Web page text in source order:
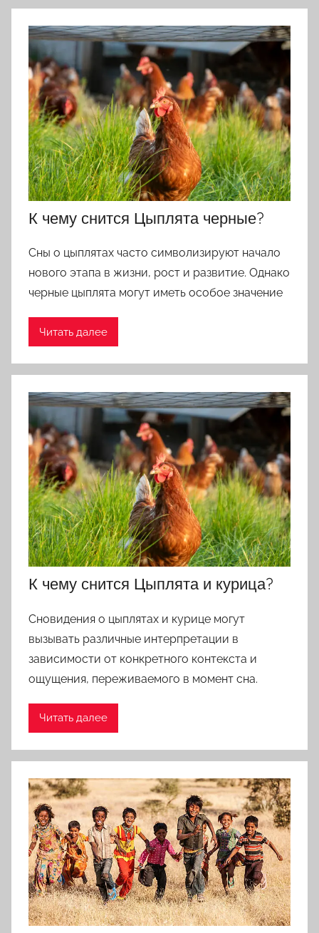
К чему снится Цыплята черные?
Сны о цыплятах часто символизируют начало
нового этапа в жизни, рост и развитие. Однако
черные цыплята могут иметь особое значение
Читать далее
К чему снится Цыплята и курица?
Сновидения о цыплятах и курице могут
вызывать различные интерпретации в
зависимости от конкретного контекста и
ощущения, переживаемого в момент сна.
Читать далее